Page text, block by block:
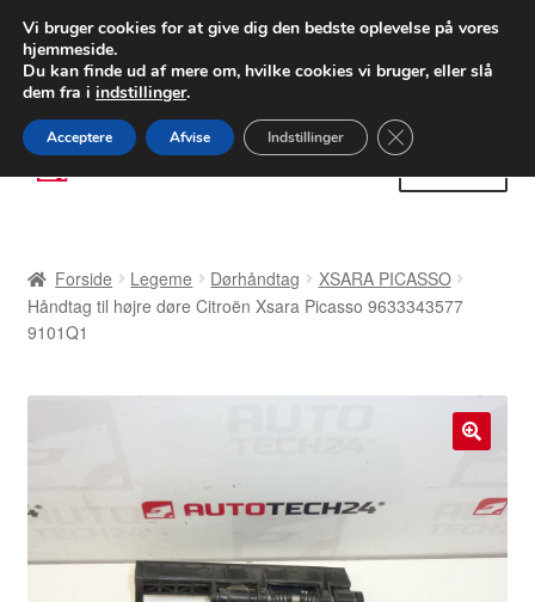
LEVERING fra 55 kr.
FEDEX verdensomspændende forsendelse
80 82 72 02
Spring
til
Spring
til
Betalinger
Forside Legeme Dørhåndtag
XSARA PICASSO
Håndtag til højre døre Citroën Xsara Picasso 9633343577
9101Q1
Vi bruger cookies for at give dig den bedste oplevelse på vores
hjemmeside.
Du kan finde ud af mere om, hvilke cookies vi bruger, eller slå
dem fra i indstillinger.
Acceptere Afvise Indstillinger Close GDPR